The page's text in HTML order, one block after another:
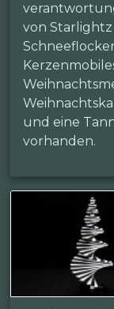
von Starlightz
und eine
vorhanden.